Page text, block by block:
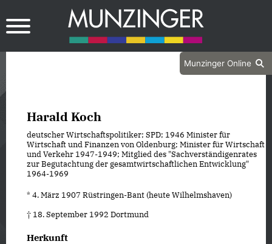
Munzinger Online
Harald Koch
deutscher Wirtschaftspolitiker; SPD; 1946 Minister für
Wirtschaft und Finanzen von Oldenburg; Minister für Wirtschaft
und Verkehr 1947-1949; Mitglied des "Sachverständigenrates
zur Begutachtung der gesamtwirtschaftlichen Entwicklung"
1964-1969
* 4. März 1907 Rüstringen-Bant (heute Wilhelmshaven)
† 18. September 1992 Dortmund
Herkunft